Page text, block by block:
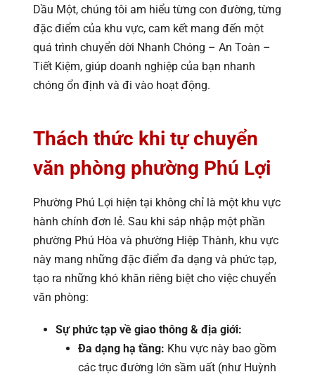
Dầu Một, chúng tôi am hiểu từng con đường, từng
đặc điểm của khu vực, cam kết mang đến một
quá trình chuyển dời Nhanh Chóng – An Toàn –
Tiết Kiệm, giúp doanh nghiệp của bạn nhanh
chóng ổn định và đi vào hoạt động.
Thách thức khi tự chuyển
văn phòng phường Phú Lợi
Phường Phú Lợi hiện tại không chỉ là một khu vực
hành chính đơn lẻ. Sau khi sáp nhập một phần
phường Phú Hòa và phường Hiệp Thành, khu vực
này mang những đặc điểm đa dạng và phức tạp,
tạo ra những khó khăn riêng biệt cho việc chuyển
văn phòng:
Sự phức tạp về giao thông & địa giới:
Đa dạng hạ tầng: Khu vực này bao gồm
các trục đường lớn sầm uất (như Huỳnh